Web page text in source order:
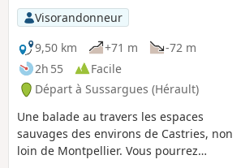
Visorandonneur
9,50 km
+71 m
-72 m
2h 55
Facile
Départ à Sussargues (Hérault)
Une balade au travers les espaces
sauvages des environs de Castries, non
loin de Montpellier. Vous pourrez